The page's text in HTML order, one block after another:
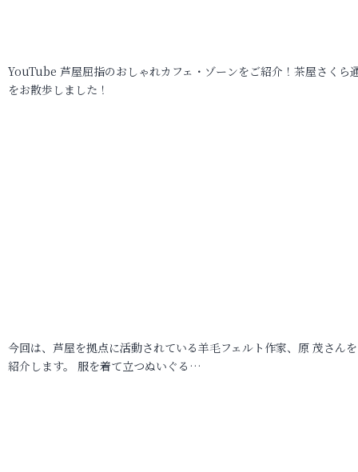
YouTube 芦屋屈指のおしゃれカフェ・ゾーンをご紹介！茶屋さくら
をお散歩しました！
今回は、芦屋を拠点に活動されている羊毛フェルト作家、原 茂さん
紹介します。 服を着て立つぬいぐる…